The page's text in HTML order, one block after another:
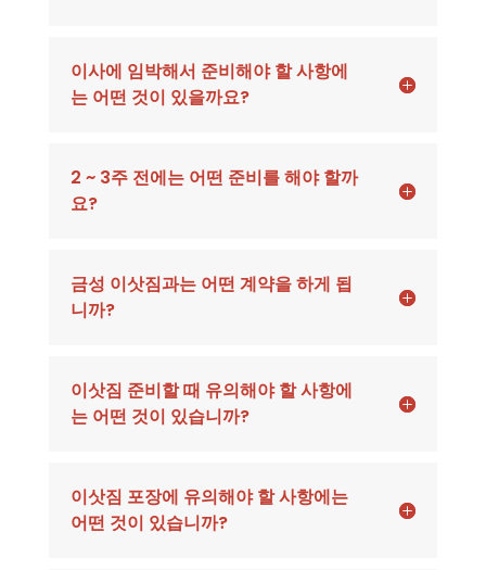
이사에 임박해서 준비해야 할 사항에
는 어떤 것이 있을까요?
2 ~ 3주 전에는 어떤 준비를 해야 할까
요?
금성 이삿짐과는 어떤 계약을 하게 됩
니까?
이삿짐 준비할 때 유의해야 할 사항에
는 어떤 것이 있습니까?
이삿짐 포장에 유의해야 할 사항에는
어떤 것이 있습니까?